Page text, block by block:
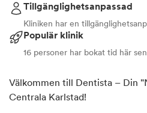
Tillgänglighetsanpassad
Kliniken har en
Populär klinik
16 personer har bokat tid här
Välkommen till Dentista – Din
Centrala Karlstad!